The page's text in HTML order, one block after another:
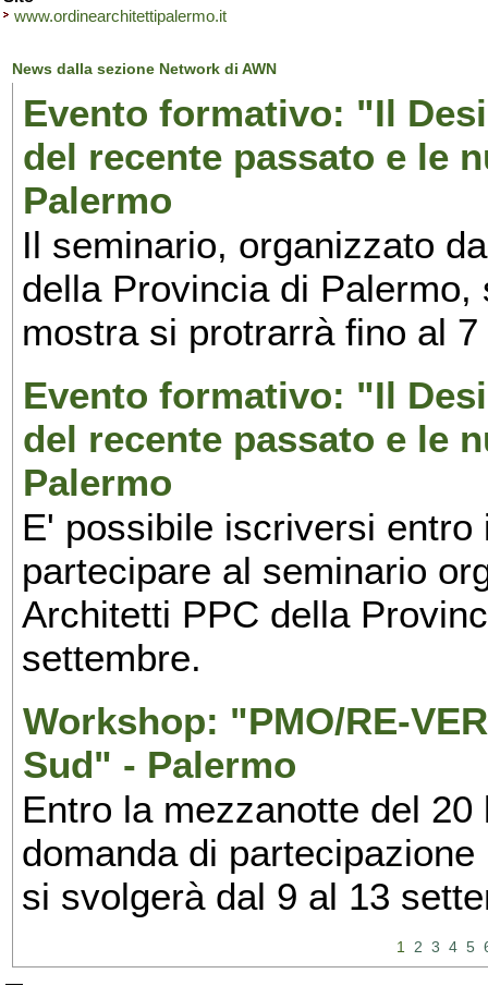
www.ordinearchitettipalermo.it
News dalla sezione Network di AWN
Evento formativo: "Il
del recente passato e le
Palermo
Il seminario, organizzato
della Provincia di
mostra si protrarrà fino al
Evento formativo: "Il
del recente passato e le
Palermo
E' possibile iscriversi
partecipare al seminario
Architetti PPC della
settembre.
Workshop: "PMO/RE-
Sud" - Palermo
Entro la mezzanotte del
domanda di
si svolgerà dal 9 al 13
1 2 3 4 5